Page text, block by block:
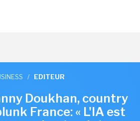
/ EDITEUR
Doukhan, country
France: « L'IA est